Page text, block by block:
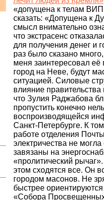
«допущена к телам ВИП
сказать: «Допущена к
смысл внимательно
что экстрасенс
для получения денег и
раз было сказано
меня заинтересовал её
город на Неве, будут
ситуацией. Силовые
влияние
что Зулия Раджабова
пропустить конечно
воспроизводящейся
Санкт-Петербурге. К
работе отделения
электричества не
завязаны на
«пролитический
этом сходятся все. Он
городом масонов. Не
быстрее
«Собора